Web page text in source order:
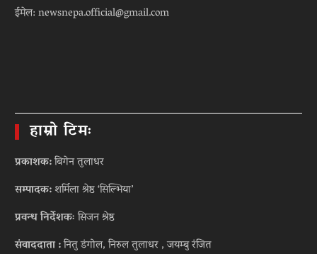
ईमेल: newsnepa.official@gmail.com
हाम्रो टिमः
प्रकाशक:बिगेन तुलाधर
सम्पादक:शर्मिला श्रेष्ठ ‘सिल्भिया’
प्रवन्ध निर्देशकःसिजन श्रेष्ठ
संवाददाता :नितु डंगोल, निरुल तुलाधर , जयम्बु रंजित